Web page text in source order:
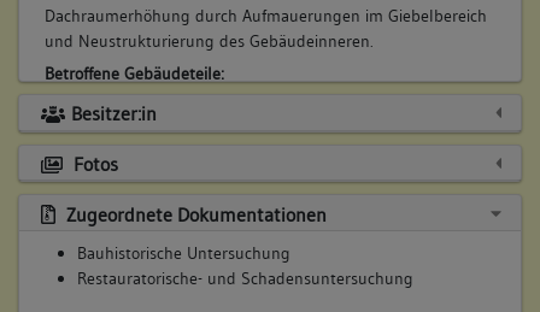
Dachraumerhöhung durch Aufmauerungen im Giebelbereich
und Neustrukturierung des Gebäudeinneren.
Betroffene Gebäudeteile:
Dachgeschoss(e)
Besitzer:in
Fotos
Zugeordnete Dokumentationen
Bauhistorische Untersuchung
Restauratorische- und Schadensuntersuchung